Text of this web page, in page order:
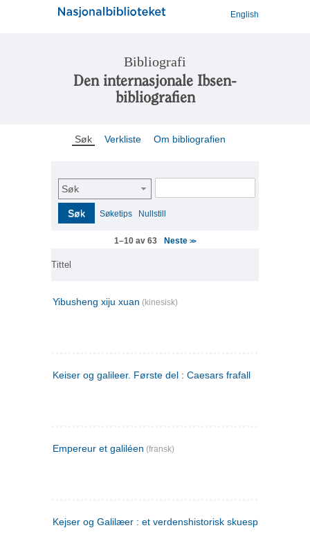
English
Bibliografi
Den internasjonale Ibsen-
bibliografien
Søk Verkliste Om bibliografien
Søk
Søk Søketips Nullstill
1–10 av 63 Neste>>
Tittel
Yibusheng xiju xuan (kinesisk)
Keiser og galileer. Første del : Caesars frafall
Empereur et galiléen (fransk)
Kejser og Galilæer : et verdenshistorisk skuespil